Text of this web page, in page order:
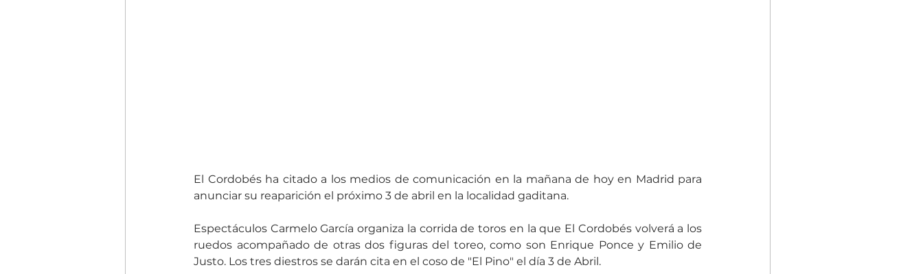
El Cordobés ha citado a los medios de comunicación en la mañana de hoy en Madrid para
anunciar su reaparición el próximo 3 de abril en la localidad gaditana.
Espectáculos Carmelo García organiza la corrida de toros en la que El Cordobés volverá a los
ruedos acompañado de otras dos figuras del toreo, como son Enrique Ponce y Emilio de
Justo. Los tres diestros se darán cita en el coso de "El Pino" el día 3 de Abril.